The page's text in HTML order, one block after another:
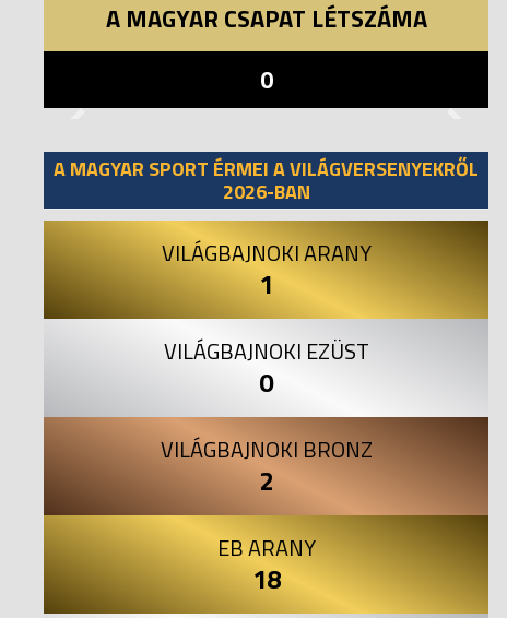
A MAGYAR CSAPAT LÉTSZÁMA
0
A MAGYAR SPORT ÉRMEI A VILÁGVERSENYEKRŐL
2026-BAN
VILÁGBAJNOKI ARANY
1
VILÁGBAJNOKI EZÜST
0
VILÁGBAJNOKI BRONZ
2
EB ARANY
18